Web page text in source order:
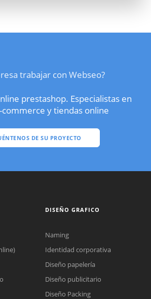
trabajar con Webseo?
prestashop. Especialistas en
commerce y tiendas online
DE SU PROYECTO
DISEÑO GRAFICO
Naming
Identidad corporativa
Diseño papelería
Diseño publicitario
Diseño Packing